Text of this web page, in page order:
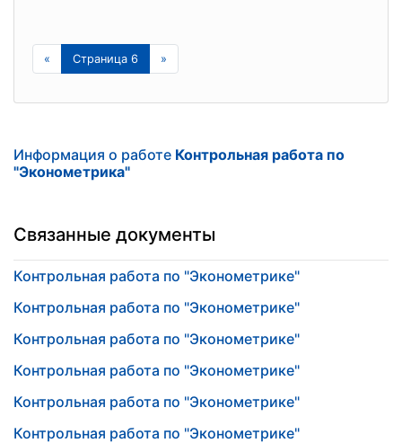
« Страница 6 »
Информация о работе Контрольная работа по
"Эконометрика"
Связанные документы
Контрольная работа по "Эконометрике"
Контрольная работа по "Эконометрике"
Контрольная работа по "Эконометрике"
Контрольная работа по "Эконометрике"
Контрольная работа по "Эконометрике"
Контрольная работа по "Эконометрике"